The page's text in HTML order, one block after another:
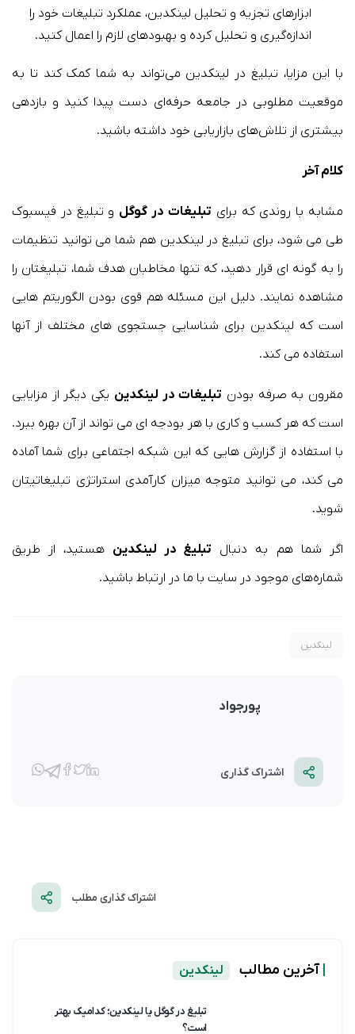
ابزارهای تجزیه و تحلیل لینکدین، عملکرد تبلیغات خود را
اندازه‌گیری و تحلیل کرده و بهبودهای لازم را اعمال کنید.
با این مزایا، تبلیغ در لینکدین می‌تواند به شما کمک کند تا به
موقعیت مطلوبی در جامعه حرفه‌ای دست پیدا کنید و بازدهی
بیشتری از تلاش‌های بازاریابی خود داشته باشید.
کلام آخر
مشابه با روندی که برای تبلیغات در گوگل و تبلیغ در فیسبوک
طی می شود، برای تبلیغ در لینکدین هم شما می توانید تنظیمات
را به گونه ای قرار دهید، که تنها مخاطبان هدف شما، تبلیغتان را
مشاهده نمایند. دلیل این مسئله هم قوی بودن الگوریتم هایی
است که لینکدین برای شناسایی جستجوی های مختلف از آنها
استفاده می کند.
مقرون به صرفه بودن تبلیغات در لینکدین یکی دیگر از مزایایی
است که هر کسب و کاری با هر بودجه ای می تواند از آن بهره ببرد.
با استفاده از گزارش هایی که این شبکه اجتماعی برای شما آماده
می کند، می توانید متوجه میزان کارآمدی استراتژی تبلیغاتیتان
شوید.
اگر شما هم به دنبال تبلیغ در لینکدین هستید، از طریق
شماره‌های موجود در سایت با ما در ارتباط باشید.
لینکدین
پورجواد
اشتراک گذاری
اشتراک گذاری مطلب
آخرین مطالب لینکدین
تبلیغ در گوگل یا لینکدین؛ کدامیک بهتر
است؟